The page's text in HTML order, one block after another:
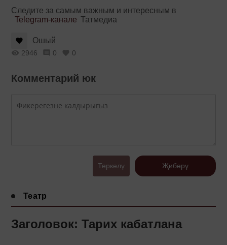
Следите за самым важным и интересным в
Telegram-канале Татмедиа
Ошый
2946 0 0
Комментарий юк
Теркәлү Җибәрү
Театр
Заголовок: Тарих кабатлана